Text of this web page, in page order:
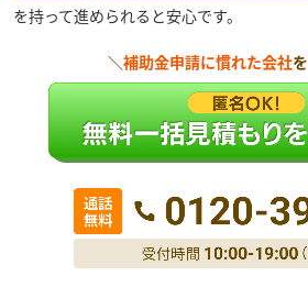
を持って進められると安心です。
＼補助金申請に慣れた会社